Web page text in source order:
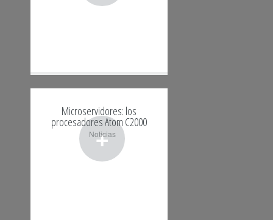
+
Microservidores: los
procesadores Atom C2000
Noticias